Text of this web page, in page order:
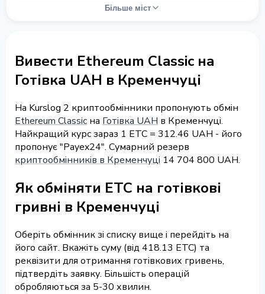
Більше міст
Вивести Ethereum Classic на
Готівка UAH в Кременчуці
На Kurslog 2 криптообмінники пропонують обмін
Ethereum Classic на Готівка UAH в Кременчуці.
Найкращий курс зараз 1 ETC = 312.46 UAH - його
пропонує "Payex24". Сумарний резерв
криптообмінників в Кременчуці 14 704 800 UAH.
Як обміняти ETC на готівкові
гривні в Кременчуці
Оберіть обмінник зі списку вище і перейдіть на
його сайт. Вкажіть суму (від 418.13 ETC) та
реквізити для отримання готівкових гривень,
підтвердіть заявку. Більшість операцій
обробляються за 5-30 хвилин.